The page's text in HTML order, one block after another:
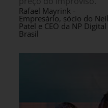
Rafael Mayrink -
Empresário, sócio do Neil
Patel e CEO da NP Digital
Brasil